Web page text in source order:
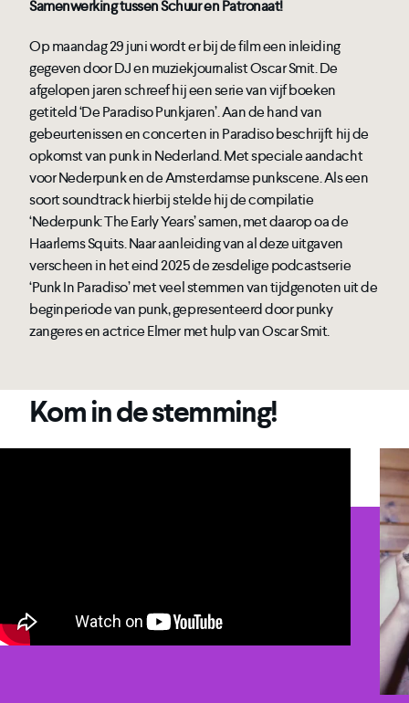
Samenwerking tussen Schuur en Patronaat!
Op maandag 29 juni wordt er bij de film een inleiding
gegeven door DJ en muziekjournalist Oscar Smit. De
afgelopen jaren schreef hij een serie van vijf boeken
getiteld ‘De Paradiso Punkjaren’. Aan de hand van
gebeurtenissen en concerten in Paradiso beschrijft hij de
opkomst van punk in Nederland. Met speciale aandacht
voor Nederpunk en de Amsterdamse punkscene. Als een
soort soundtrack hierbij stelde hij de compilatie
‘Nederpunk: The Early Years’ samen, met daarop oa de
Haarlems Squits. Naar aanleiding van al deze uitgaven
verscheen in het eind 2025 de zesdelige podcastserie
‘Punk In Paradiso’ met veel stemmen van tijdgenoten uit de
beginperiode van punk, gepresenteerd door punky
zangeres en actrice Elmer met hulp van Oscar Smit.
Kom in de stemming!